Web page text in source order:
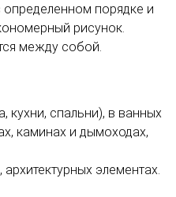
определенном порядке и
рисунок.
между собой.
кухни, спальни), в ванных
каминах и дымоходах,
элементах.